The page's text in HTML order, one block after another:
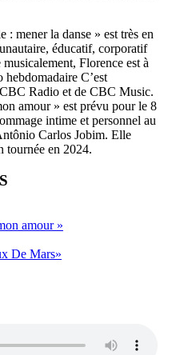
: mener la danse » est très en
éducatif, corporatif
Florence est à
hebdomadaire C’est
Radio et de CBC Music.
amour » est prévu pour le 8
intime et personnel au
Carlos Jobim. Elle
tournée en 2024.
amour »
De Mars»